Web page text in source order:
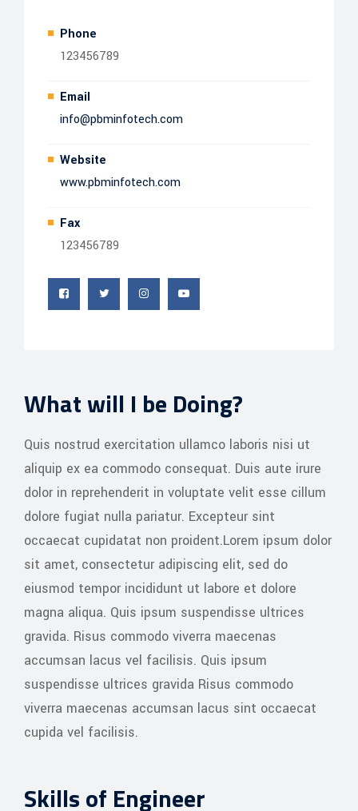
Phone
123456789
Email
info@pbminfotech.com
Website
www.pbminfotech.com
Fax
123456789
What will I be Doing?
Quis nostrud exercitation ullamco laboris nisi ut
aliquip ex ea commodo consequat. Duis aute irure
dolor in reprehenderit in voluptate velit esse cillum
dolore fugiat nulla pariatur. Excepteur sint
occaecat cupidatat non proident.Lorem ipsum dolor
sit amet, consectetur adipiscing elit, sed do
eiusmod tempor incididunt ut labore et dolore
magna aliqua. Quis ipsum suspendisse ultrices
gravida. Risus commodo viverra maecenas
accumsan lacus vel facilisis. Quis ipsum
suspendisse ultrices gravida Risus commodo
viverra maecenas accumsan lacus sint occaecat
cupida vel facilisis.
Skills of Engineer